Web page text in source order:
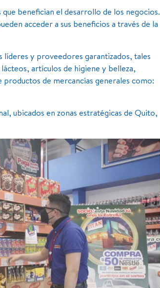
benefician el desarrollo de los negocios.
acceder a sus beneficios a través de la
y proveedores garantizados, tales
artículos de higiene y belleza,
de mercancías generales como:
ubicados en zonas estratégicas de Quito,